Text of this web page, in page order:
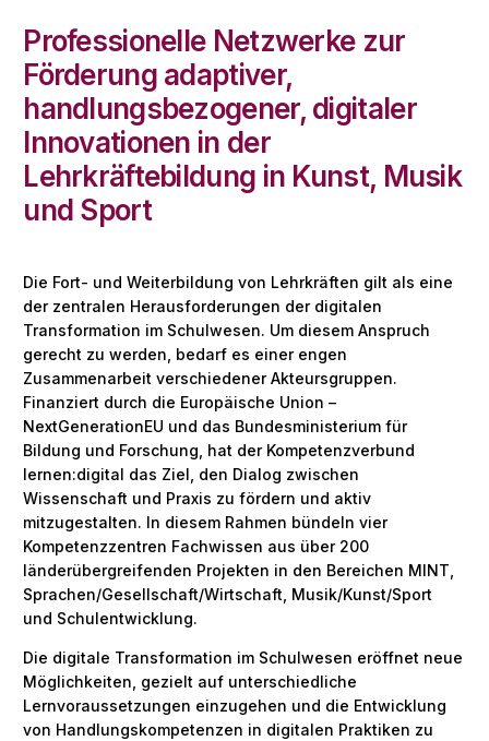
Professionelle Netzwerke zur
Förderung adaptiver,
handlungsbezogener, digitaler
Innovationen in der
Lehrkräftebildung in Kunst, Musik
und Sport
Die Fort- und Weiterbildung von Lehrkräften gilt als eine
der zentralen Herausforderungen der digitalen
Transformation im Schulwesen. Um diesem Anspruch
gerecht zu werden, bedarf es einer engen
Zusammenarbeit verschiedener Akteursgruppen.
Finanziert durch die Europäische Union –
NextGenerationEU und das Bundesministerium für
Bildung und Forschung, hat der Kompetenzverbund
lernen:digital das Ziel, den Dialog zwischen
Wissenschaft und Praxis zu fördern und aktiv
mitzugestalten. In diesem Rahmen bündeln vier
Kompetenzzentren Fachwissen aus über 200
länderübergreifenden Projekten in den Bereichen MINT,
Sprachen/Gesellschaft/Wirtschaft, Musik/Kunst/Sport
und Schulentwicklung.
Die digitale Transformation im Schulwesen eröffnet neue
Möglichkeiten, gezielt auf unterschiedliche
Lernvoraussetzungen einzugehen und die Entwicklung
von Handlungskompetenzen in digitalen Praktiken zu